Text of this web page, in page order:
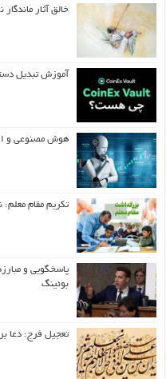
خالق آثار
آموزش تبدیل
هوش مصنوعی و
تکریم مقام
پاسخگویی و
بوئینگ
تعجیل فرج: دعا